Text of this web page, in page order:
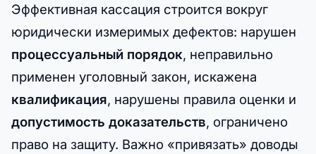
Эффективная кассация строится вокруг
юридически измеримых дефектов: нарушен
процессуальный порядок, неправильно
применен уголовный закон, искажена
квалификация, нарушены правила оценки и
допустимость доказательств, ограничено
право на защиту. Важно «привязать» доводы